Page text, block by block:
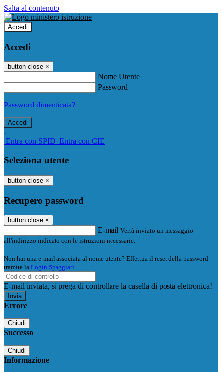
Salta al contenuto
Accedi
Accedi
button close ×
Nome Utente
Password
Password dimenticata?
-
Entra con SPID Entra con CIE
Seleziona utente
button close ×
Recupero password
button close ×
E-mail Verrà inviato un messaggio
all'indirizzo indicato con le istruzioni necessarie.
Non hai una e-mail associata al nome utente? Effettua il reset della password
tramite la Login Spaggiari
E-mail inviata, si prega di controllare la casella di posta elettronica!
Errore
Chiudi
Successo
Chiudi
Informazione